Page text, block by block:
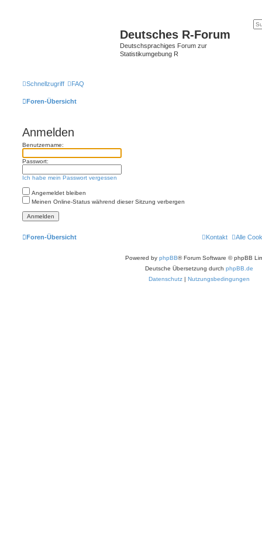
Deutsches R-Forum
Deutschsprachiges Forum zur
Statistikumgebung R
Schnellzugriff FAQ
Foren-Übersicht
Anmelden
Benutzername:
Passwort:
Ich habe mein Passwort vergessen
Angemeldet bleiben
Meinen Online-Status während dieser Sitzung verbergen
Foren-Übersicht Alle
Kontakt
Powered by phpBB® Forum Software © phpBB
Deutsche Übersetzung durch phpBB.de
Datenschutz | Nutzungsbedingungen